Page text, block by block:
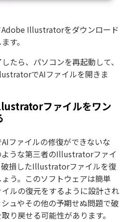
Illustratorをダウンロード
す。
たら、パソコンを再起動して、
でAIファイルを開きま
ファイルをワン
ファイルの修復ができないな
ような第三者のIllustratorファイ
損したIllustratorファイルを復
う。このソフトウェアは簡単
ルの復元をするように設計され
ュやその他の予期せぬ問題で破
り戻せる可能性があります。